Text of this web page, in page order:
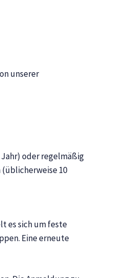
unserer
oder regelmäßig
10
es sich um feste
Eine erneute